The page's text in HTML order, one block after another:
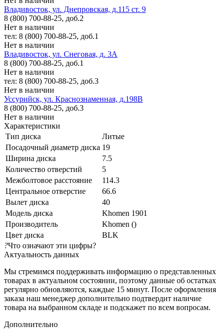
Владивосток, ул. Днепровская, д.115 ст. 9
8 (800) 700-88-25, доб.2
Нет в наличии
тел: 8 (800) 700-88-25, доб.1
Нет в наличии
Владивосток, ул. Снеговая, д. 3А
8 (800) 700-88-25, доб.1
Нет в наличии
тел: 8 (800) 700-88-25, доб.3
Нет в наличии
Уссурийск, ул. Краснознаменная, д.198В
8 (800) 700-88-25, доб.3
Нет в наличии
Характеристики
Тип диска
Литые
Посадочный диаметр диска 19
Ширина диска
7.5
Количество отверстий
5
Межболтовое расстояние
114.3
Центральное отверстие
66.6
Вылет диска
40
Модель диска
Khomen 1901
Производитель
Khomen ()
Цвет диска
BLK
?Что означают эти цифры?
Актуальность данных
Мы стремимся поддерживать информацию о представленных
товарах в актуальном состоянии, поэтому данные об остатках
регулярно обновляются, каждые 15 минут. После оформления
заказа наш менеджер дополнительно подтвердит наличие
товара на выбранном складе и подскажет по всем вопросам.
Дополнительно